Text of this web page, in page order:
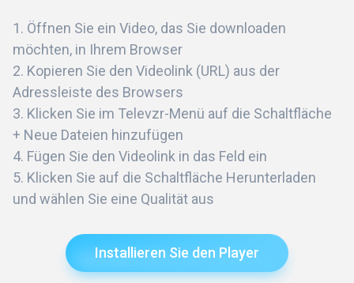
Öffnen Sie ein Video, das Sie downloaden
möchten, in Ihrem Browser
Kopieren Sie den Videolink (URL) aus der
Adressleiste des Browsers
Klicken Sie im Televzr-Menü auf die Schaltfläche
+ Neue Dateien hinzufügen
Fügen Sie den Videolink in das Feld ein
Klicken Sie auf die Schaltfläche Herunterladen
und wählen Sie eine Qualität aus
Installieren Sie den Player